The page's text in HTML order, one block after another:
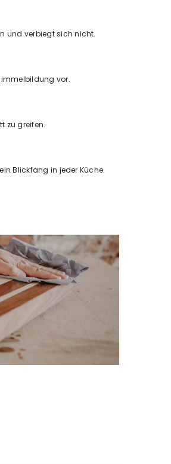
und verbiegt sich nicht.
vor.
zu greifen.
Blickfang in jeder Küche.